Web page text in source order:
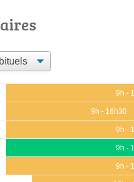
9h -
9h - 16h30
9h -
9h -
9h -